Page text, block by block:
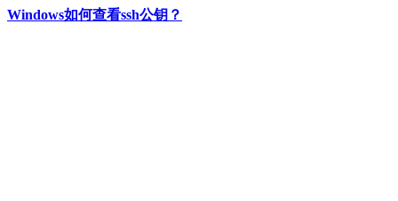
Windows如何查看ssh公钥？